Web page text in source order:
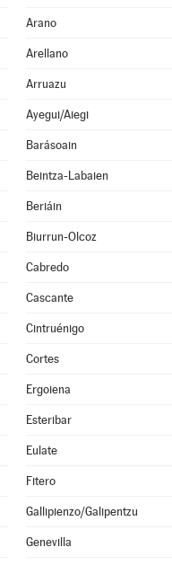
Arano
Arellano
Arruazu
Ayegui/Aiegi
Barásoain
Beintza-Labaien
Beriáin
Biurrun-Olcoz
Cabredo
Cascante
Cintruénigo
Cortes
Ergoiena
Esteribar
Eulate
Fitero
Gallipienzo/Galipentzu
Genevilla